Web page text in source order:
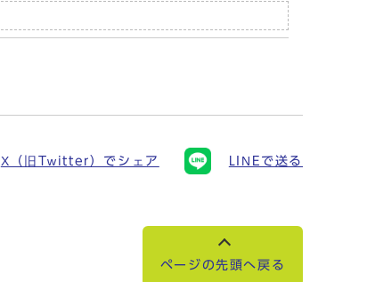
X（旧Twitter）でシェア LINEで送る
ページの先頭へ戻る